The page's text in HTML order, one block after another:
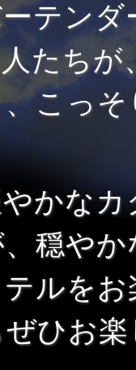
テン
たち
こっ
かな
穏や
ルを
ひお